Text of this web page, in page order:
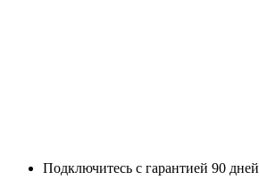
Подключитесь с гарантией 90 дней